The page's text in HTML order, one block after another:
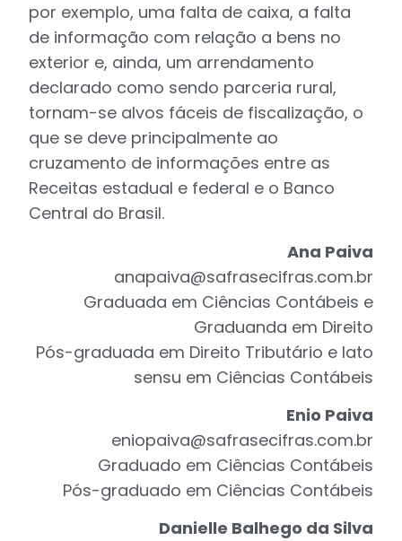
por exemplo, uma falta de caixa, a falta
de informação com relação a bens no
exterior e, ainda, um arrendamento
declarado como sendo parceria rural,
tornam-se alvos fáceis de fiscalização, o
que se deve principalmente ao
cruzamento de informações entre as
Receitas estadual e federal e o Banco
Central do Brasil.
Ana Paiva
anapaiva@safrasecifras.com.br
Graduada em Ciências Contábeis e
Graduanda em Direito
Pós-graduada em Direito Tributário e lato
sensu em Ciências Contábeis
Enio Paiva
eniopaiva@safrasecifras.com.br
Graduado em Ciências Contábeis
Pós-graduado em Ciências Contábeis
Danielle Balhego da Silva